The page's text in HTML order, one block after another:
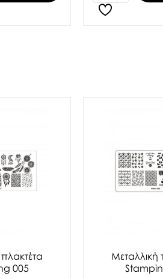
005
Μεταλλική